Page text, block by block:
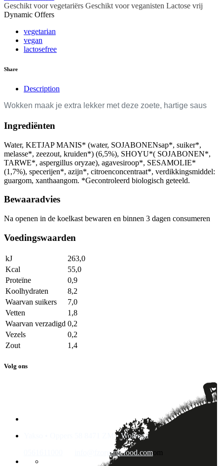
Geschikt voor vegetariërs Geschikt voor veganisten Lactose vrij
Dynamic Offers
vegetarian
vegan
lactosefree
Share
Description
Wokken maak je extra lekker met deze zoete, hartige saus
Ingrediënten
Water, KETJAP MANIS* (water, SOJABONENsap*, suiker*,
melasse*, zeezout, kruiden*) (6,5%), SHOYU*( SOJABONEN*,
TARWE*, aspergillus oryzae), agavesiroop*, SESAMOLIE*
(1,7%), specerijen*, azijn*, citroenconcentraat*, verdikkingsmiddel:
guargom, xanthaangom. *Gecontroleerd biologisch geteeld.
Bewaaradvies
Na openen in de koelkast bewaren en binnen 3 dagen consumeren
Voedingswaarden
kJ
263,0
Kcal
55,0
Proteïne
0,9
Koolhydraten
8,2
Waarvan suikers
7,0
Vetten
1,8
Waarvan verzadigd 0,2
Vezels
0,2
Zout
1,4
Volg ons
Yakso • Oppers 58 8471 ZM • Wolvega
info@fzorganicfood.comom